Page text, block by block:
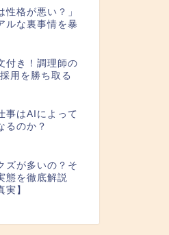
性格が悪い？」
ルな裏事情を暴
付き！調理師の
用を勝ち取る
事はAIによって
るのか？
ズが多いの？そ
態を徹底解説
実】